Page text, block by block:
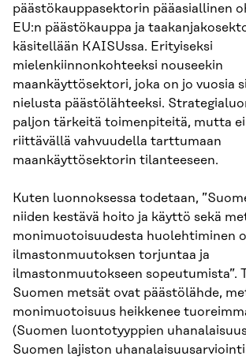
päästökauppasektorin pääasiallinen
EU:n päästökauppa ja
käsitellään KAISUssa. Erityiseksi
mielenkiinnonkohteeksi nouseekin
maankäyttösektori, joka on jo vuosia
nielusta päästölähteeksi.
paljon tärkeitä toimenpiteitä, mutta
riittävällä vahvuudella tarttumaan
maankäyttösektorin tilanteeseen.
Kuten luonnoksessa todetaan,
niiden kestävä hoito ja käyttö sekä
monimuotoisuudesta huolehtiminen
ilmastonmuutoksen torjuntaa ja
ilmastonmuutokseen sopeutumista”.
Suomen metsät ovat päästölähde,
monimuotoisuus heikkenee
(Suomen luontotyyppien
Suomen lajiston